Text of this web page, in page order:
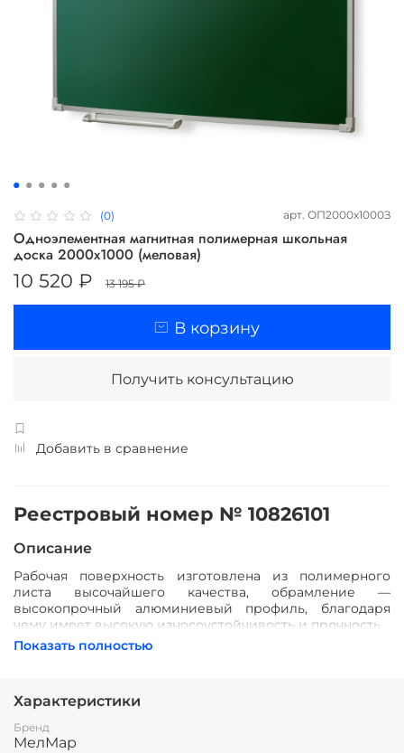
(0) арт. ОП2000х1000З
Одноэлементная магнитная полимерная школьная
доска 2000х1000 (меловая)
10 520 ₽ 13 195 ₽
В корзину
Получить консультацию
Добавить в сравнение
Реестровый номер № 10826101
Описание
Рабочая поверхность изготовлена из полимерного
листа высочайшего качества, обрамление —
высокопрочный алюминиевый профиль, благодаря
чему имеет высокую износоустойчивость и прочность.
Имеется лоток для мела/маркера и принадлежностей.
ДОСКИ КЛАССНЫЕ
Показать полностью
Характеристики
Бренд
МелМар